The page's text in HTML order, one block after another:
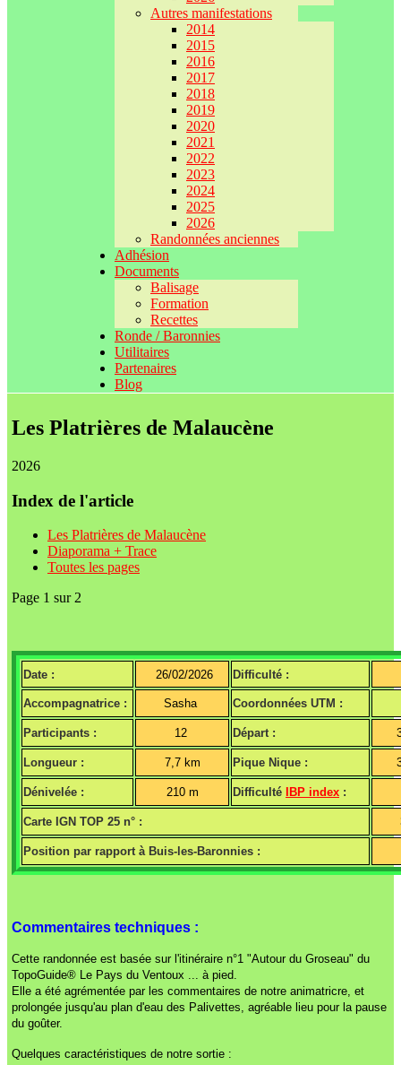
Autres manifestations
2014
2015
2016
2017
2018
2019
2020
2021
2022
2023
2024
2025
2026
Randonnées anciennes
Adhésion
Documents
Balisage
Formation
Recettes
Ronde / Baronnies
Utilitaires
Partenaires
Blog
Les Platrières de Malaucène
2026
Index de l'article
Les Platrières de Malaucène
Diaporama + Trace
Toutes les pages
Page 1 sur 2
Date : 26/02/2026 Difficulté :
Accompagnatrice : Sasha Coordonnées UTM :
Participants : 12 Départ :
Longueur : 7,7 km Pique Nique :
Dénivelée : 210 m Difficulté IBP index :
Carte IGN TOP 25 n° :
Position par rapport à Buis-les-Baronnies :
Commentaires techniques :
Cette randonnée est basée sur l'itinéraire n°1 "Autour du Groseau" du
TopoGuide® Le Pays du Ventoux ... à pied.
Elle a été agrémentée par les commentaires de notre animatricre, et
prolongée jusqu'au plan d'eau des Palivettes, agréable lieu pour la pause
du goûter.
Quelques caractéristiques de notre sortie :